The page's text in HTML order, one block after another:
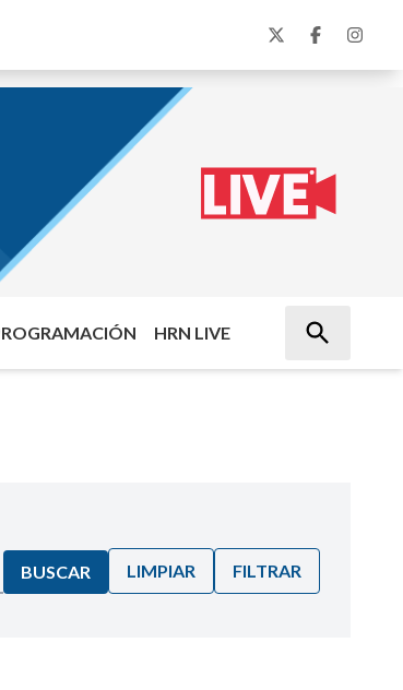
HRN LIVE
BUSCAR LIMPIAR FILTRAR